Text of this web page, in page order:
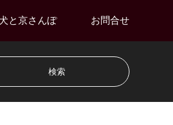
と京さんぽ お問合せ